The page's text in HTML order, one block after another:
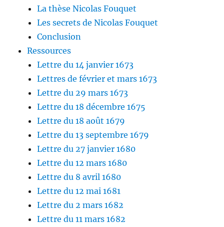
La thèse Nicolas Fouquet
Les secrets de Nicolas Fouquet
Conclusion
Ressources
Lettre du 14 janvier 1673
Lettres de février et mars 1673
Lettre du 29 mars 1673
Lettre du 18 décembre 1675
Lettre du 18 août 1679
Lettre du 13 septembre 1679
Lettre du 27 janvier 1680
Lettre du 12 mars 1680
Lettre du 8 avril 1680
Lettre du 12 mai 1681
Lettre du 2 mars 1682
Lettre du 11 mars 1682